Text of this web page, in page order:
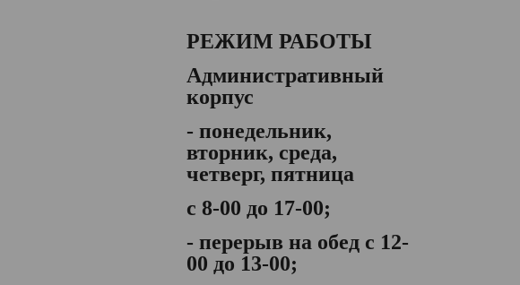
РЕЖИМ РАБОТЫ
Административный
корпус
- понедельник,
вторник, среда,
четверг, пятница
с 8-00 до 17-00;
- перерыв на обед с 12-
00 до 13-00;